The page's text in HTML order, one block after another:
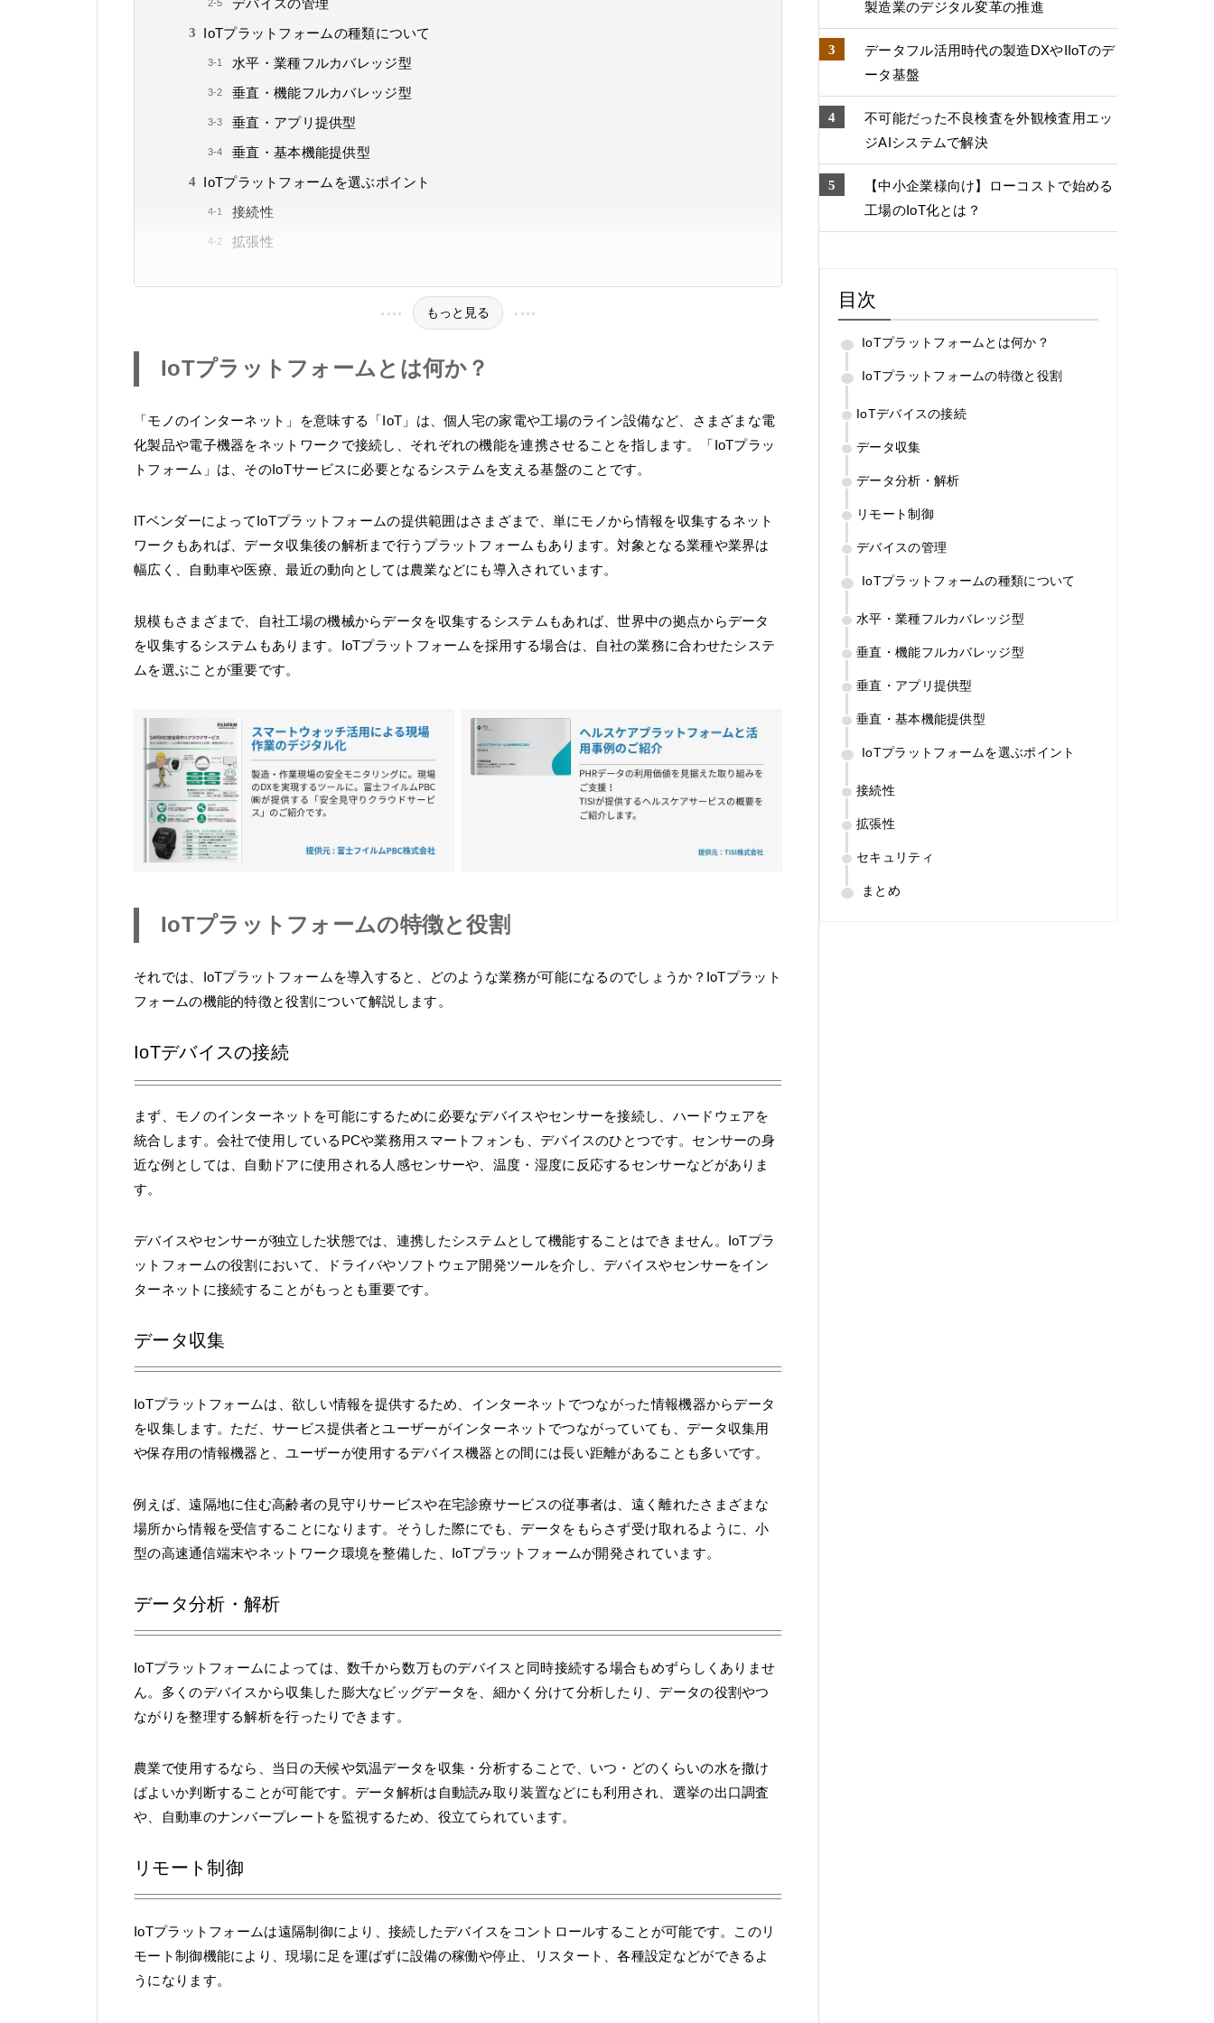
IoTプラットフォームの種類について
水平・業種フルカバレッジ型
垂直・機能フルカバレッジ型
垂直・アプリ提供型
垂直・基本機能提供型
IoTプラットフォームを選ぶポイント
接続性
拡張性
もっと見る
IoTプラットフォームとは何か？
「モノのインターネット」を意味する「IoT」は、個人宅の家電や工場のライン設備など、さまざまな電
化製品や電子機器をネットワークで接続し、それぞれの機能を連携させることを指します。「IoTプラッ
トフォーム」は、そのIoTサービスに必要となるシステムを支える基盤のことです。
ITベンダーによってIoTプラットフォームの提供範囲はさまざまで、単にモノから情報を収集するネット
ワークもあれば、データ収集後の解析まで行うプラットフォームもあります。対象となる業種や業界は
幅広く、自動車や医療、最近の動向としては農業などにも導入されています。
規模もさまざまで、自社工場の機械からデータを収集するシステムもあれば、世界中の拠点からデータ
を収集するシステムもあります。IoTプラットフォームを採用する場合は、自社の業務に合わせたシステ
ムを選ぶことが重要です。
IoTプラットフォームの特徴と役割
それでは、IoTプラットフォームを導入すると、どのような業務が可能になるのでしょうか？IoTプラット
フォームの機能的特徴と役割について解説します。
IoTデバイスの接続
まず、モノのインターネットを可能にするために必要なデバイスやセンサーを接続し、ハードウェアを
統合します。会社で使用しているPCや業務用スマートフォンも、デバイスのひとつです。センサーの身
近な例としては、自動ドアに使用される人感センサーや、温度・湿度に反応するセンサーなどがありま
す。
デバイスやセンサーが独立した状態では、連携したシステムとして機能することはできません。IoTプラ
ットフォームの役割において、ドライバやソフトウェア開発ツールを介し、デバイスやセンサーをイン
ターネットに接続することがもっとも重要です。
データ収集
IoTプラットフォームは、欲しい情報を提供するため、インターネットでつながった情報機器からデータ
を収集します。ただ、サービス提供者とユーザーがインターネットでつながっていても、データ収集用
や保存用の情報機器と、ユーザーが使用するデバイス機器との間には長い距離があることも多いです。
例えば、遠隔地に住む高齢者の見守りサービスや在宅診療サービスの従事者は、遠く離れたさまざまな
場所から情報を受信することになります。そうした際にでも、データをもらさず受け取れるように、小
型の高速通信端末やネットワーク環境を整備した、IoTプラットフォームが開発されています。
データ分析・解析
IoTプラットフォームによっては、数千から数万ものデバイスと同時接続する場合もめずらしくありませ
ん。多くのデバイスから収集した膨大なビッグデータを、細かく分けて分析したり、データの役割やつ
ながりを整理する解析を行ったりできます。
農業で使用するなら、当日の天候や気温データを収集・分析することで、いつ・どのくらいの水を撒け
ばよいか判断することが可能です。データ解析は自動読み取り装置などにも利用され、選挙の出口調査
や、自動車のナンバープレートを監視するため、役立てられています。
リモート制御
IoTプラットフォームは遠隔制御により、接続したデバイスをコントロールすることが可能です。このリ
モート制御機能により、現場に足を運ばずに設備の稼働や停止、リスタート、各種設定などができるよ
うになります。
製造業のデジタル変⾰の推進
データフル活用時代の製造DXやIIoTのデ
ータ基盤
不可能だった不良検査を外観検査用エッ
ジAIシステムで解決
【中小企業様向け】ローコストで始める
工場のIoT化とは？
目次
IoTプラットフォームとは何か？
IoTプラットフォームの特徴と役割
IoTデバイスの接続
データ収集
データ分析・解析
リモート制御
デバイスの管理
IoTプラットフォームの種類について
水平・業種フルカバレッジ型
垂直・機能フルカバレッジ型
垂直・アプリ提供型
垂直・基本機能提供型
IoTプラットフォームを選ぶポイント
接続性
拡張性
セキュリティ
まとめ